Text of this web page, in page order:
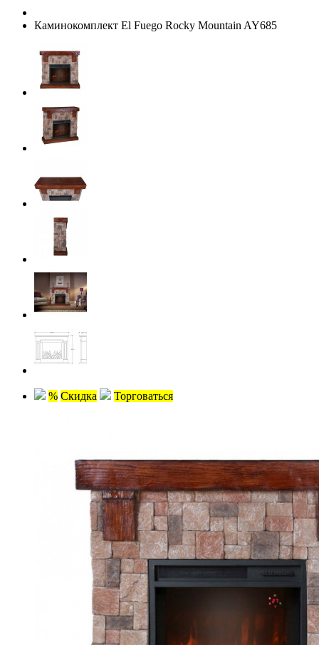
Каминокомплект El Fuego Rocky Mountain AY685
% Скидка Торговаться